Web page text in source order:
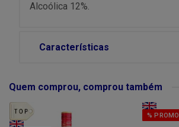
Alcoólica 12%.
Características
Quem comprou, comprou também
% PROMO